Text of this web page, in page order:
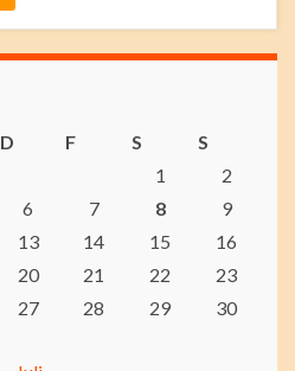
D F S
S
1
2
6 7 8
9
13 14 15
16
20 21 22
23
27 28 29
30